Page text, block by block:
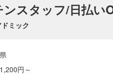
ンスタッフ/日払い
ミック
円～